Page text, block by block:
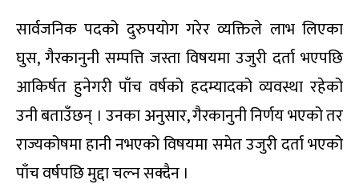
सार्वजनिक पदको दुरुपयोग गरेर व्यक्तिले लाभ लिएका
घुस, गैरकानुनी सम्पत्ति जस्ता विषयमा उजुरी दर्ता भएपछि
आकिर्षत हुनेगरी पाँच वर्षको हदम्यादको व्यवस्था रहेको
उनी बताउँछन् । उनका अनुसार, गैरकानुनी निर्णय भएको तर
राज्यकोषमा हानी नभएको विषयमा समेत उजुरी दर्ता भएको
पाँच वर्षपछि मुद्दा चल्न सक्दैन ।